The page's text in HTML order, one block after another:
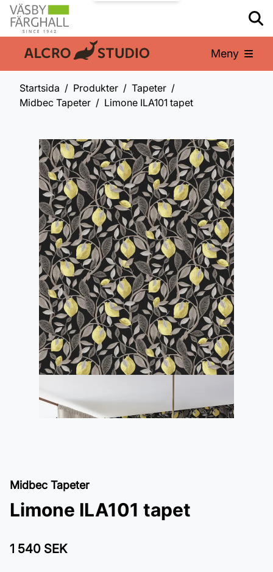
En del av: Meny
Startsida Produkter
Tapeter
Midbec Tapeter
Limone ILA101 tapet
Midbec Tapeter
Limone ILA101 tapet
1 540 SEK